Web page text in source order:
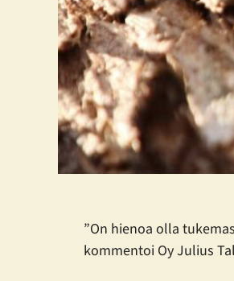
”On hienoa olla
kommentoi Oy Julius